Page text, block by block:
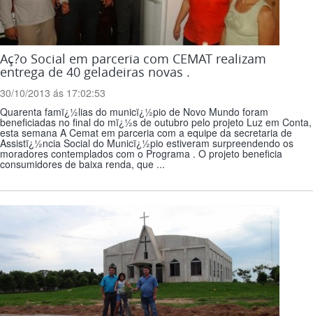
Aç?o Social em parceria com CEMAT realizam
entrega de 40 geladeiras novas .
30/10/2013 ás 17:02:53
Quarenta famï¿½lias do municï¿½pio de Novo Mundo foram
beneficiadas no final do mï¿½s de outubro pelo projeto Luz em Conta,
esta semana A Cemat em parceria com a equipe da secretaria de
Assistï¿½ncia Social do Municï¿½pio estiveram surpreendendo os
moradores contemplados com o Programa . O projeto beneficia
consumidores de baixa renda, que ...